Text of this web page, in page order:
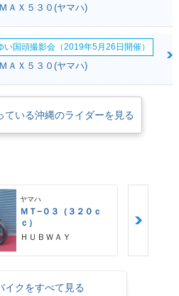
ＡＸ５３０(ヤマハ)
い国頭撮影会（2019年5月26日開催）
ＡＸ５３０(ヤマハ)
ている沖縄のライダーを見る
ヤマハ
ＭＴ−０３（３２０ｃ
ｃ）
ＨＵＢＷＡＹ
イクをすべて見る